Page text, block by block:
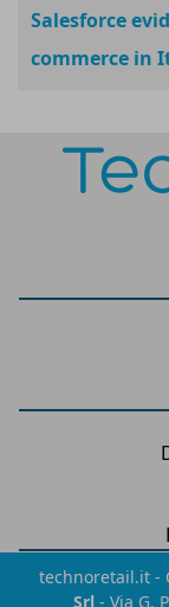
Salesforce
commerce in
technoretail.it -
Srl - Via G.